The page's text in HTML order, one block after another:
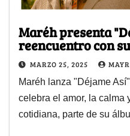
Maréh presenta
reencuentro con
MARZO 25, 2025
Maréh lanza "Déjame
celebra el amor, la calma
cotidiana, parte de su